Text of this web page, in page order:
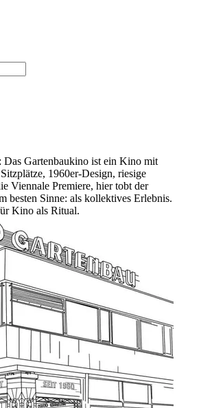
Gartenbaukino ist ein Kino mit
1960er-Design, riesige
Viennale Premiere, hier tobt der
besten Sinne: als kollektives Erlebnis.
Kino als Ritual.